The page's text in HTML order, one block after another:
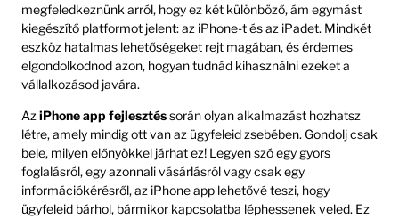
megfeledkeznünk arról, hogy ez két különböző, ám egymást
kiegészítő platformot jelent: az iPhone-t és az iPadet. Mindkét
eszköz hatalmas lehetőségeket rejt magában, és érdemes
elgondolkodnod azon, hogyan tudnád kihasználni ezeket a
vállalkozásod javára.
AziPhone app fejlesztéssorán olyan alkalmazást hozhatsz
létre, amely mindig ott van az ügyfeleid zsebében. Gondolj csak
bele, milyen előnyökkel járhat ez! Legyen szó egy gyors
foglalásról, egy azonnali vásárlásról vagy csak egy
információkérésről, az iPhone app lehetővé teszi, hogy
ügyfeleid bárhol, bármikor kapcsolatba léphessenek veled. Ez